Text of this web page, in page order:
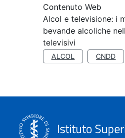
Contenuto Web
Alcol e televisione: i
bevande alcoliche
televisivi
ALCOL CNDD
Istituto